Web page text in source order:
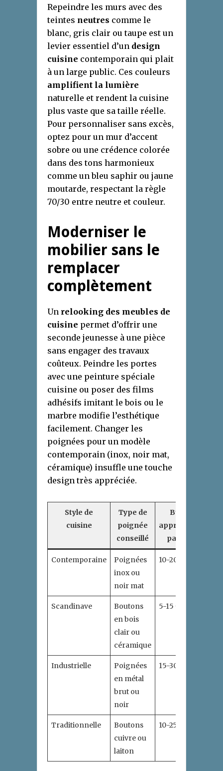
Repeindre les murs avec des
teintes neutres comme le
blanc, gris clair ou taupe est un
levier essentiel d’un design
cuisine contemporain qui plait
à un large public. Ces couleurs
amplifient la lumière
naturelle et rendent la cuisine
plus vaste que sa taille réelle.
Pour personnaliser sans excès,
optez pour un mur d’accent
sobre ou une crédence colorée
dans des tons harmonieux
comme un bleu saphir ou jaune
moutarde, respectant la règle
70/30 entre neutre et couleur.
Moderniser le
mobilier sans le
remplacer
complètement
Un relooking des meubles de
cuisine permet d’offrir une
seconde jeunesse à une pièce
sans engager des travaux
coûteux. Peindre les portes
avec une peinture spéciale
cuisine ou poser des films
adhésifs imitant le bois ou le
marbre modifie l’esthétique
facilement. Changer les
poignées pour un modèle
contemporain (inox, noir mat,
céramique) insuffle une touche
design très appréciée.
Style de
cuisine
Type de
poignée
conseillé
Budget
approximatif
par unité
Contemporaine
Poignées
inox ou
noir mat
10-20 €
Scandinave
Boutons
en bois
clair ou
céramique
5-15 €
Industrielle
Poignées
en métal
brut ou
noir
15-30 €
Traditionnelle
Boutons
cuivre ou
laiton
10-25 €